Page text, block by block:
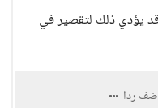
يؤدي ذلك لتقصير في
ردا